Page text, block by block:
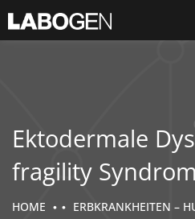
Ektodermale
fragility
HOME
ERBKRANKHEITEN –